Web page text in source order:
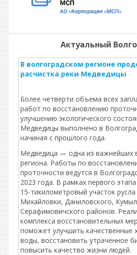
Актуальный
В волгоградском регионе
расчистка реки Медведицы
Более четверти объема всех
работ по восстановлению
улучшению экологического
Медведицы выполнено в
начиная с прошлого года.
Медведица — одна из важнейших
региона. Работы по
проточности ведутся в
2023 года. В рамках первого
15-тикилометровый участок русла
Михайловки, Даниловского,
Серафимовичского районов.
комплекса восстановительных
поможет улучшить качественные
воды, восстановить утраченное
повысить качество жизни людей.